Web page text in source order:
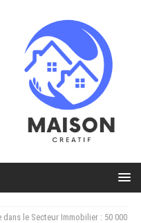
dans le Secteur Immobilier : 50 000